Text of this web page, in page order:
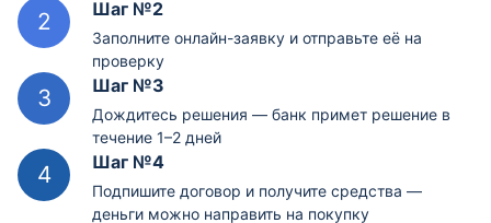
Шаг №2
Заполните онлайн-заявку и отправьте её на
проверку
Шаг №3
Дождитесь решения — банк примет решение в
течение 1–2 дней
Шаг №4
Подпишите договор и получите средства —
деньги можно направить на покупку